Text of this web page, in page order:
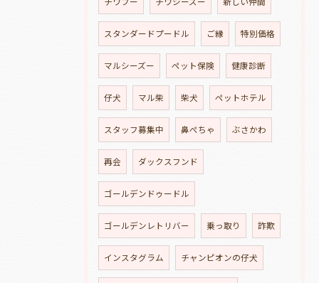
スタンダードプードル ご縁 特別価格
マルシーズー ペット保険 健康診断
仔犬 マル柴 柴犬 ペットホテル
スタッフ募集中 鼻ぺちゃ ぶさかわ
再会 ダックスフンド
ゴールデンドゥードル
ゴールデンレトリバー 乗っ取り 詐欺
インスタグラム チャンピオンの仔犬